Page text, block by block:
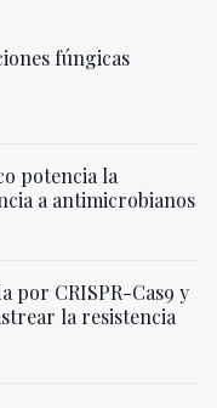
fúngicas
potencia la
a antimicrobianos
por CRISPR-Cas9 y
la resistencia